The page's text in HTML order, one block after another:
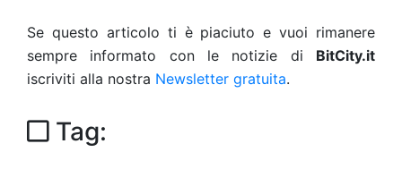
Se questo articolo ti è piaciuto e vuoi rimanere
sempre informato con le notizie di BitCity.it
iscriviti alla nostra Newsletter gratuita.
Tag: